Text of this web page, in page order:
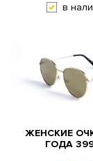
в
ЖЕНСКИЕ
ГОДА